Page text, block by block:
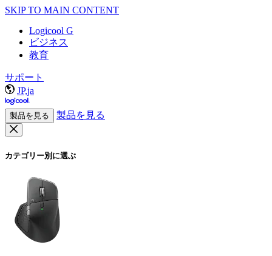
SKIP TO MAIN CONTENT
Logicool G
ビジネス
教育
サポート
JP,ja
製品を見る 製品を見る
カテゴリー別に選ぶ